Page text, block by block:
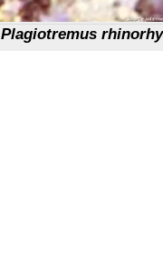
Plagiotremus